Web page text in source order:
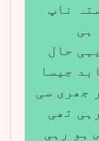
ناپ
ہی
حال
جیسا
جھری سی
تھی
ہو رہی